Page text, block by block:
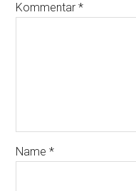
Kommentar*
Name*